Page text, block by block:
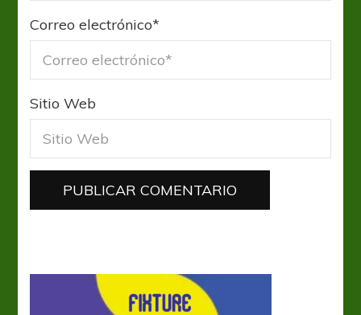
Correo electrónico*
Sitio Web